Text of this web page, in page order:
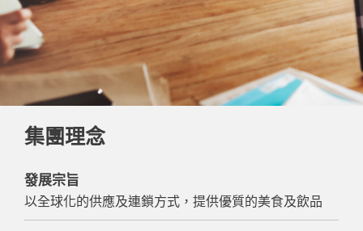
集團理念
發展宗旨
以全球化的供應及連鎖方式，提供優質的美食及飲品